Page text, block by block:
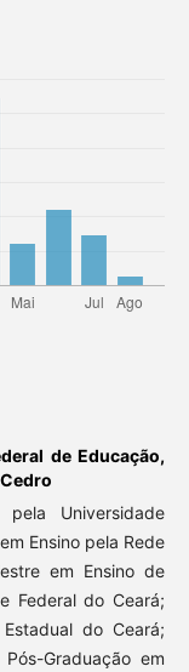
de Educação,
Universidade
Ensino pela Rede
em Ensino de
Federal do Ceará;
do Ceará;
Graduação em